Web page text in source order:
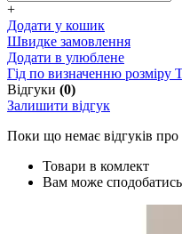
+
Додати у кошик
Швидке замовлення
Додати в улюблене
Гід по визначенню розміру
Відгуки (0)
Залишити відгук
Поки що немає відгуків про
Товари в комлект
Вам може сподобатись